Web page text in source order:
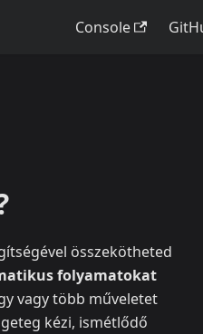
Console
összekötheted
folyamatokat
vagy több műveletet
kézi, ismétlődő